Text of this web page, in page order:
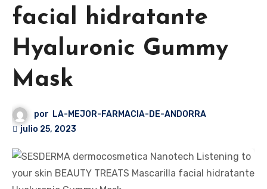
facial hidratante
Hyaluronic Gummy
Mask
por LA-MEJOR-FARMACIA-DE-ANDORRA
julio 25, 2023